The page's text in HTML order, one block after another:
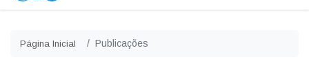
Página Inicial Publicações